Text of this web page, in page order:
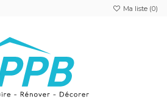
Ma liste (0)